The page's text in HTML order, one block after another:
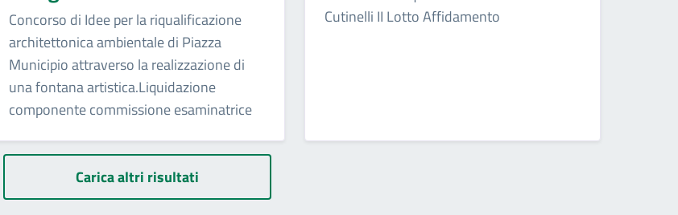
Concorso di Idee per la riqualificazione
architettonica ambientale di Piazza
Municipio attraverso la realizzazione di
una fontana artistica.Liquidazione
componente commissione esaminatrice
Cutinelli II Lotto Affidamento
Carica altri risultati